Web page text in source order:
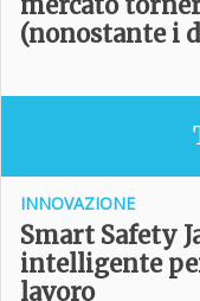
(nonostante i
INNOVAZIONE
Smart Safety
intelligente
lavoro